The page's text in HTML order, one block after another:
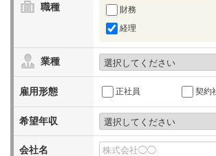
職種 財務
経理
業種
雇用形態 正社員 契約
希望年収
会社名